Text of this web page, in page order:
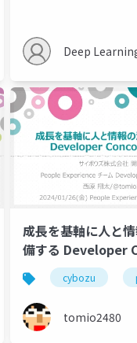
発シリーズ
Deep
成長を基軸に人と
備する Developer
Unit
cybozu
tomio2480